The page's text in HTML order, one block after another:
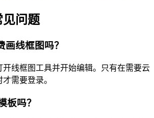
见问题
画线框图吗？
开线框图工具并开始编辑。只有在需要云
需要登录。
板吗？